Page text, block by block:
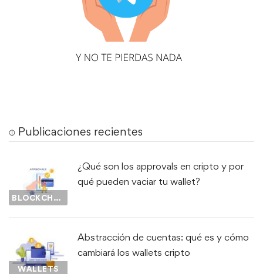
⌽ Publicaciones recientes
BLOCKCHAIN
¿Qué son los approvals en cripto y por
qué pueden vaciar tu wallet?
WALLETS
Abstracción de cuentas: qué es y cómo
cambiará los wallets cripto